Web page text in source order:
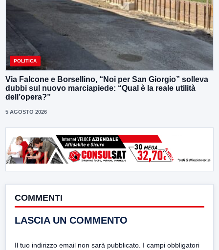
POLITICA
Via Falcone e Borsellino, “Noi per San Giorgio” solleva
dubbi sul nuovo marciapiede: “Qual è la reale utilità
dell’opera?”
5 AGOSTO 2026
COMMENTI
LASCIA UN COMMENTO
Il tuo indirizzo email non sarà pubblicato. I campi obbligatori